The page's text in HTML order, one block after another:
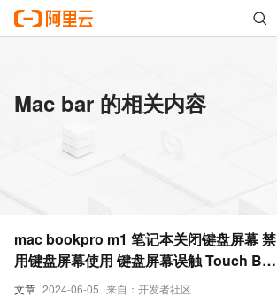
Mac bar 的相关内容
文章 2024-06-05 来自：开发者社区
mac bookpro m1 笔记本关闭键盘屏幕 禁
用键盘屏幕使用 键盘屏幕误触 Touch Bar
禁用 禁用MacBook-Pro的触摸栏